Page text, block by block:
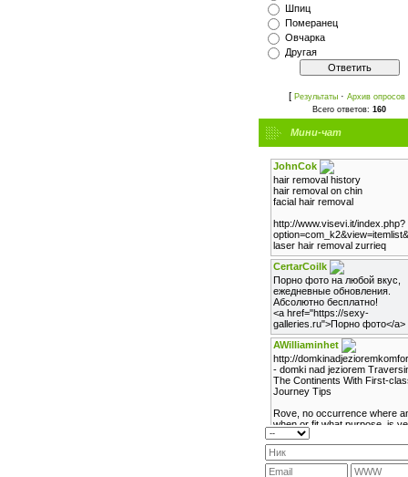
Шпиц
Померанец
Овчарка
Другая
[ Результаты· Архив опросов
Всего ответов: 160
Мини-чат